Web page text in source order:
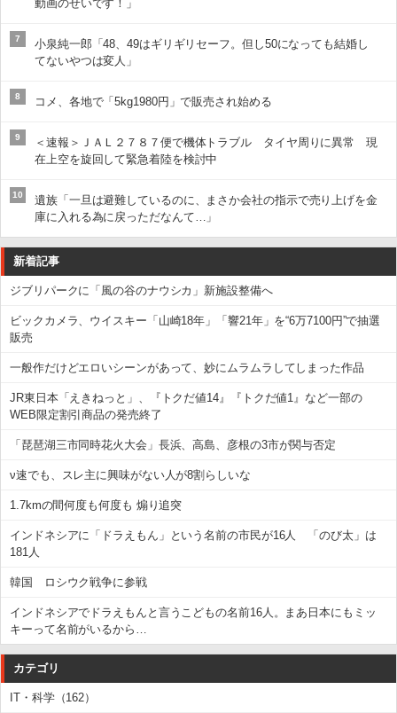
動画のせいです！」
7
小泉純一郎「48、49はギリギリセーフ。但し50になっても結婚し
てないやつは変人」
8 コメ、各地で「5kg1980円」で販売され始める
9
＜速報＞ＪＡＬ２７８７便で機体トラブル タイヤ周りに異常 現
在上空を旋回して緊急着陸を検討中
10
遺族「一旦は避難しているのに、まさか会社の指示で売り上げを金
庫に入れる為に戻っただなんて…」
新着記事
ジブリパークに「風の谷のナウシカ」新施設整備へ
ビックカメラ、ウイスキー「山崎18年」「響21年」を“6万7100円”で抽選
販売
一般作だけどエロいシーンがあって、妙にムラムラしてしまった作品
JR東日本「えきねっと」、『トクだ値14』『トクだ値1』など一部の
WEB限定割引商品の発売終了
「琵琶湖三市同時花火大会」長浜、高島、彦根の3市が関与否定
ν速でも、スレ主に興味がない人が8割らしいな
1.7kmの間何度も何度も 煽り追突
インドネシアに「ドラえもん」という名前の市民が16人 「のび太」は
181人
韓国 ロシウク戦争に参戦
インドネシアでドラえもんと言うこどもの名前16人。まあ日本にもミッ
キーって名前がいるから…
カテゴリ
IT・科学（162）